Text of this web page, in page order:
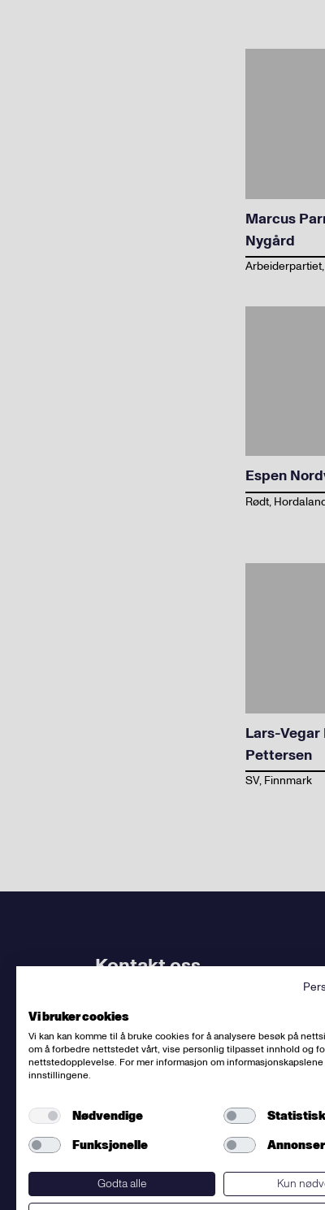
Marcus
Nygård
Espen
Rødt,
Lars-Vegar
Pettersen
SV, Finnmark
Kontakt oss
dem.
Sentralbord:(+47) 23 06 31 00
Fellesforbundet
org.nr: 950956828
Om personvern og
Vi bruker cookies
Vi kan kan komme til å bruke cookies for å analysere besøk på
om å forbedre nettstedet vårt, vise personlig tilpasset innhold og
nettstedopplevelse. For mer informasjon om
innstillingene.
Nødvendige
Funksjonelle
Godta alle
Kun